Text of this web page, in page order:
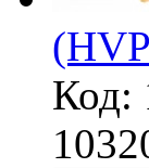
Код: